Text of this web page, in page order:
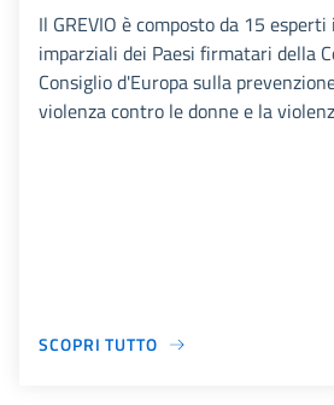
Il GREVIO è composto da 15
imparziali dei Paesi firmatari della
Consiglio d'Europa sulla
violenza contro le donne e la
SCOPRI TUTTO